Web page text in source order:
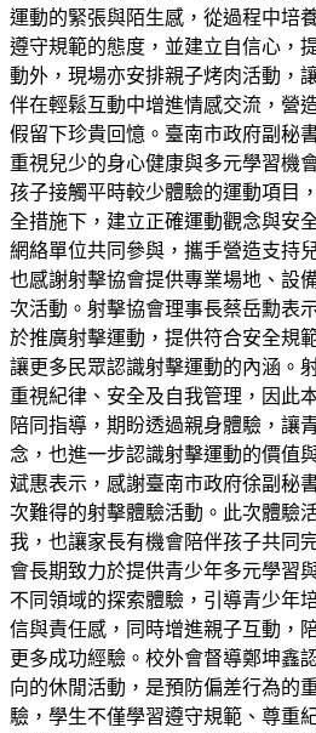
運動的緊張與陌生感，從過程中培
遵守規範的態度，並建立自信心，
動外，現場亦安排親子烤肉活動，
伴在輕鬆互動中增進情感交流，營
假留下珍貴回憶。臺南市政府副秘
重視兒少的身心健康與多元學習機
孩子接觸平時較少體驗的運動項目
全措施下，建立正確運動觀念與安
網絡單位共同參與，攜手營造支持
也感謝射擊協會提供專業場地、設
次活動。射擊協會理事長蔡岳勳表
於推廣射擊運動，提供符合安全規
讓更多民眾認識射擊運動的內涵。
重視紀律、安全及自我管理，因此
陪同指導，期盼透過親身體驗，讓
念，也進一步認識射擊運動的價值
斌惠表示，感謝臺南市政府徐副秘
次難得的射擊體驗活動。此次體驗
我，也讓家長有機會陪伴孩子共同
會長期致力於提供青少年多元學習
不同領域的探索體驗，引導青少年
信與責任感，同時增進親子互動，
更多成功經驗。校外會督導鄭坤鑫
向的休閒活動，是預防偏差行為的
驗，學生不僅學習遵守規範、尊重